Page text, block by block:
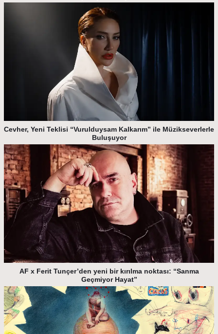
Cevher, Yeni Teklisi “Vurulduysam Kalkarım” ile Müzikseverlerle
Buluşuyor
AF x Ferit Tunçer’den yeni bir kırılma noktası: “Sanma
Geçmiyor Hayat”